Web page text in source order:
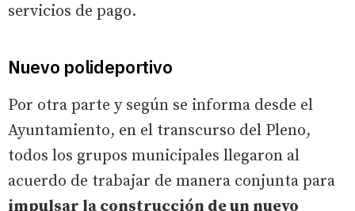
servicios de pago.
Nuevo polideportivo
Por otra parte y según se informa desde el
Ayuntamiento, en el transcurso del Pleno,
todos los grupos municipales llegaron al
acuerdo de trabajar de manera conjunta para
impulsar la construcción de un nuevo